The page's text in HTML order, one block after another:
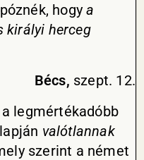
hogya
királyi herceg
Bécs, szept. 12.
a legmértékadóbb
valótlannak
szerint a német